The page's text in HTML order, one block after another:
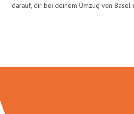
darauf, dir bei deinem Umzug von Basel